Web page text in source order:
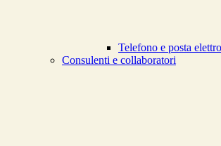
Telefono e posta
Consulenti e collaboratori